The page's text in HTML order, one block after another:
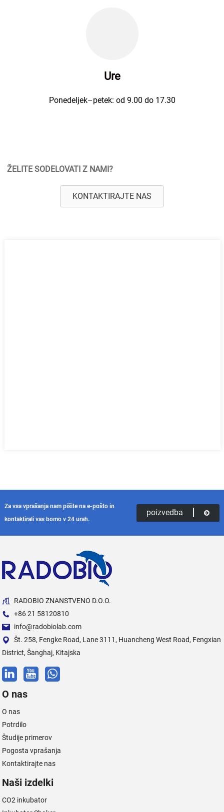
Ure
Ponedeljek–petek: od 9.00 do 17.30
ŽELITE SODELOVATI Z NAMI?
KONTAKTIRAJTE NAS
Za vsa vprašanja nam pišite na e-pošto in
kontaktirali vas bomo v 24 urah.
poizvedba
RADOBIO ZNANSTVENO D.O.O.
+86 21 58120810
info@radobiolab.com
Št. 258, Fengke Road, Lane 3111, Huancheng West Road, Fengxian
District, Šanghaj, Kitajska
O nas
O nas
Potrdilo
Študije primerov
Pogosta vprašanja
Kontaktirajte nas
Naši izdelki
CO2 inkubator